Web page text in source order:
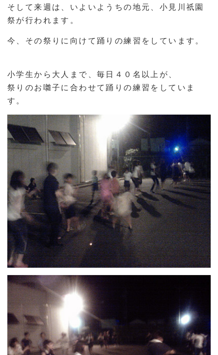
そして来週は、いよいようちの地元、小見川祇園
祭が行われます。
今、その祭りに向けて踊りの練習をしています。
小学生から大人まで、毎日４０名以上が、
祭りのお囃子に合わせて踊りの練習をしていま
す。